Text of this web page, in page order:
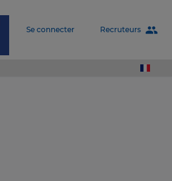
Se connecter Recruteurs people